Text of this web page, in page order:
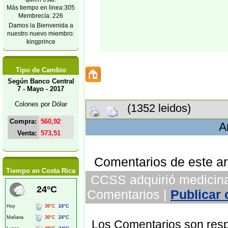
Más tiempo en linea:305
Membrecía: 226
Damos la Bienvenida a
nuestro nuevo miembro:
kingprince
Tipo de Cambio
Según Banco Central
7 - Mayo - 2017
Colones por Dólar
Compra: 560,92
Venta: 573,51
Tiempo en Costa Rica
(1352 leidos)
Comentarios de este
CCSS adquirió
Comentarios | Publicar
Los Comentarios son